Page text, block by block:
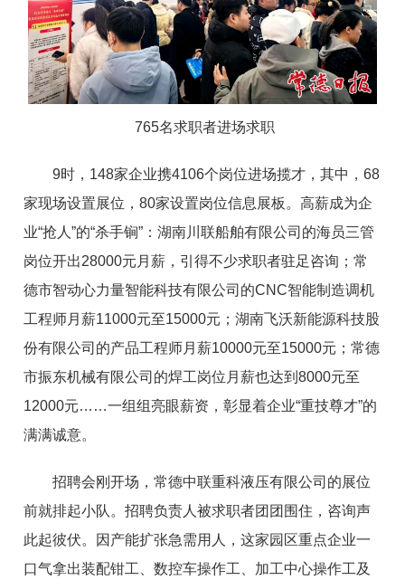
765名求职者进场求职
9时，148家企业携4106个岗位进场揽才，其中，68
家现场设置展位，80家设置岗位信息展板。高薪成为企
业“抢人”的“杀手锏”：湖南川联船舶有限公司的海员三管
岗位开出28000元月薪，引得不少求职者驻足咨询；常
德市智动心力量智能科技有限公司的CNC智能制造调机
工程师月薪11000元至15000元；湖南飞沃新能源科技股
份有限公司的产品工程师月薪10000元至15000元；常德
市振东机械有限公司的焊工岗位月薪也达到8000元至
12000元……一组组亮眼薪资，彰显着企业“重技尊才”的
满满诚意。
招聘会刚开场，常德中联重科液压有限公司的展位
前就排起小队。招聘负责人被求职者团团围住，咨询声
此起彼伏。因产能扩张急需用人，这家园区重点企业一
口气拿出装配钳工、数控车操作工、加工中心操作工及